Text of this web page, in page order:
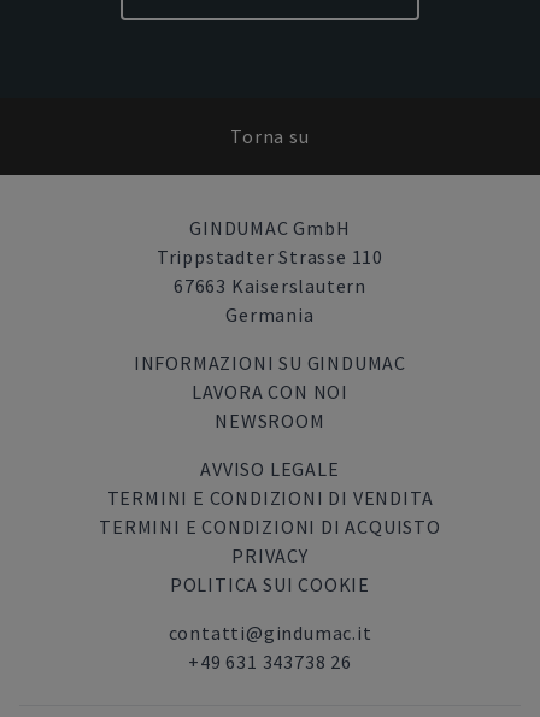
Torna su
GINDUMAC GmbH
Trippstadter Strasse 110
67663 Kaiserslautern
Germania
INFORMAZIONI SU GINDUMAC
LAVORA CON NOI
NEWSROOM
AVVISO LEGALE
TERMINI E CONDIZIONI DI VENDITA
TERMINI E CONDIZIONI DI ACQUISTO
PRIVACY
POLITICA SUI COOKIE
contatti@gindumac.it
+49 631 343738 26